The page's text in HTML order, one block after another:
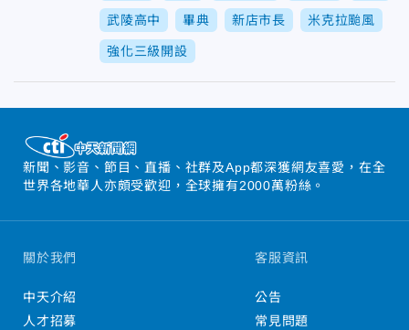
武陵高中 畢典 新店市長 米克拉颱風
強化三級開設
新聞、影音、節目、直播、社群及App都深獲網友喜愛，在全
世界各地華人亦頗受歡迎，全球擁有2000萬粉絲。
關於我們
中天介紹
人才招募
客服資訊
公告
常見問題